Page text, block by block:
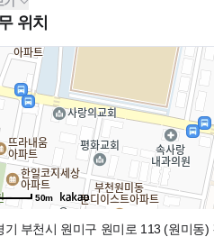
위치
50m
기 부천시 원미구 원미로 113 (원미동)